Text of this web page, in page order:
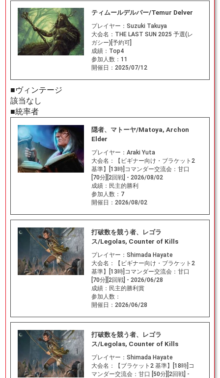
ティムールデルバー/Temur Delver
プレイヤー： Suzuki Takuya
大会名： THE LAST SUN 2025 予選(レ
ガシー)[予約可]
成績： Top4
参加人数： 11
開催日： 2025/07/12
■ヴィンテージ
該当なし
■統率者
隠者、マトーヤ/Matoya, Archon
Elder
プレイヤー： Araki Yuta
大会名：
【ビギナー向け・ブラケット2
基準】[13時]コマンダー交流会：甘口
[70分][2回戦] - 2026/08/02
成績： 民主的勝利
参加人数： 7
開催日： 2026/08/02
打破数を競う者、レゴラ
ス/Legolas, Counter of Kills
プレイヤー： Shimada Hayate
大会名：
【ビギナー向け・ブラケット2
基準】[13時]コマンダー交流会：甘口
[70分][2回戦] - 2026/06/28
成績： 民主的勝利賞
参加人数：
開催日： 2026/06/28
打破数を競う者、レゴラ
ス/Legolas, Counter of Kills
プレイヤー： Shimada Hayate
大会名：
【ブラケット2 基準】[18時]コ
マンダー交流会：甘口 [50分][2回戦] -